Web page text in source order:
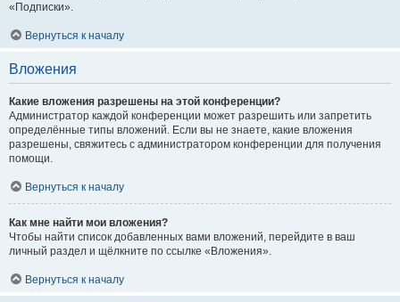
«Подписки».
Вернуться к началу
Вложения
Какие вложения разрешены на этой конференции?
Администратор каждой конференции может разрешить или запретить
определённые типы вложений. Если вы не знаете, какие вложения
разрешены, свяжитесь с администратором конференции для получения
помощи.
Вернуться к началу
Как мне найти мои вложения?
Чтобы найти список добавленных вами вложений, перейдите в ваш
личный раздел и щёлкните по ссылке «Вложения».
Вернуться к началу